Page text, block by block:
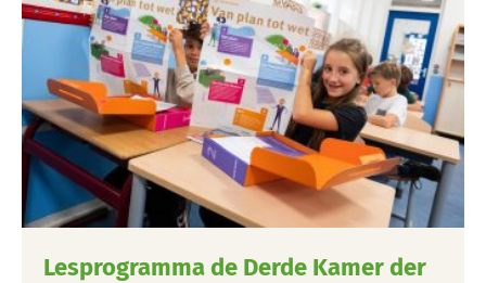
Lesprogramma de Derde Kamer der